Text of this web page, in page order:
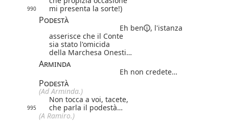
990 mi presenta la sorte!)
Podestà
Eh ben
, l'istanza
asserisce che il Conte
sia stato l'omicida
della Marchesa Onesti…
Arminda
Eh non credete…
Podestà
(Ad Arminda.)
Non tocca a voi, tacete,
995
che parla il podestà…
(A Ramiro.)